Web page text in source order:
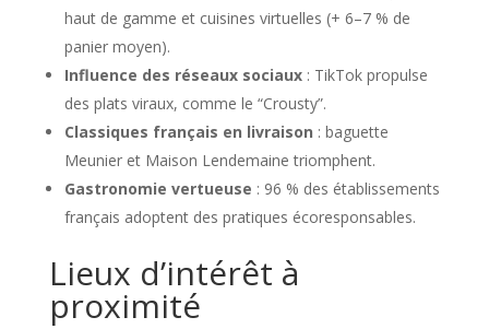
haut de gamme et cuisines virtuelles (+ 6–7 % de
panier moyen).
Influence des réseaux sociaux: TikTok propulse
des plats viraux, comme le “Crousty”.
Classiques français en livraison : baguette
Meunier et Maison Lendemaine triomphent.
Gastronomie vertueuse : 96 % des établissements
français adoptent des pratiques écoresponsables.
Lieux d’intérêt à
proximité